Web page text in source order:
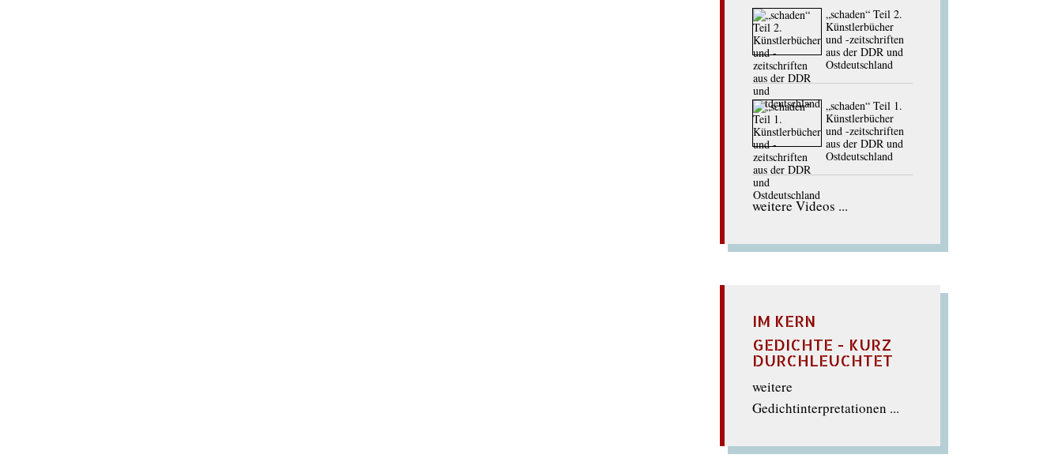
„schaden“ Teil 2.
Künstlerbücher
und -zeitschriften
aus der DDR und
Ostdeutschland
„schaden“ Teil 1.
Künstlerbücher
und -zeitschriften
aus der DDR und
Ostdeutschland
weitere Videos ...
IM KERN
GEDICHTE - KURZ
DURCHLEUCHTET
weitere
Gedichtinterpretationen ...